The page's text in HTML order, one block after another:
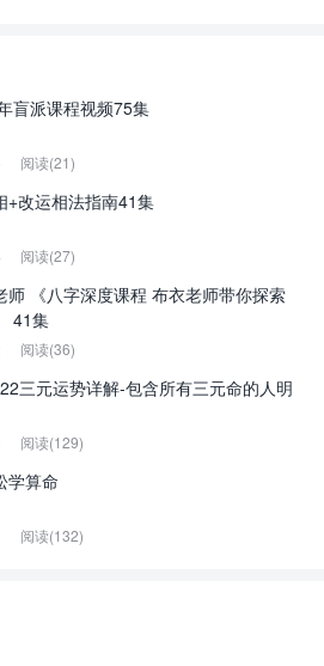
盲派课程视频75集
阅读(21)
+改运相法指南41集
阅读(27)
师 《八字深度课程 布衣老师带你探索
41集
阅读(36)
三元运势详解-包含所有三元命的人明
阅读(129)
学算命
阅读(132)